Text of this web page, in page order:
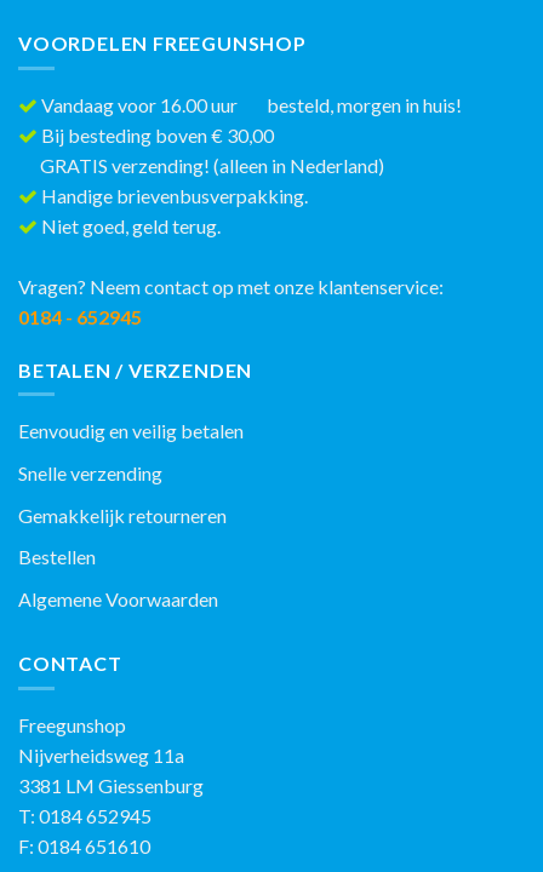
VOORDELEN FREEGUNSHOP
Vandaag voor 16.00 uur besteld, morgen in huis!
Bij besteding boven € 30,00
GRATIS verzending! (alleen in Nederland)
Handige brievenbusverpakking.
Niet goed, geld terug.
Vragen? Neem contact op met onze klantenservice:
0184 - 652945
BETALEN / VERZENDEN
Eenvoudig en veilig betalen
Snelle verzending
Gemakkelijk retourneren
Bestellen
Algemene Voorwaarden
CONTACT
Freegunshop
Nijverheidsweg 11a
3381 LM Giessenburg
T: 0184 652945
F: 0184 651610